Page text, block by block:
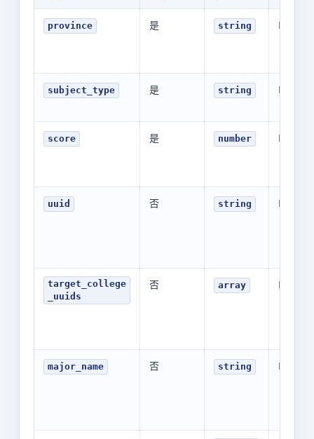
province 是 string N/A
subject_type 是 string N/A
score 是 number N/A
uuid 否 string N/A
target_college
_uuids
否 array N/A
major_name 否 string N/A